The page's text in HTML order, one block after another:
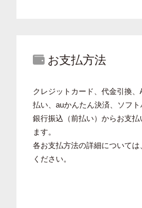
お支払方法
クレジットカード、代金引換
払い、auかんたん決済、ソフト
銀行振込（前払い）からお支
ます。
各お支払方法の詳細について
ください。